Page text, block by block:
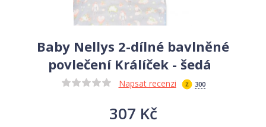
Baby Nellys 2-dílné bavlněné
povlečení Králíček - šedá
Napsat recenzi 300
307 Kč